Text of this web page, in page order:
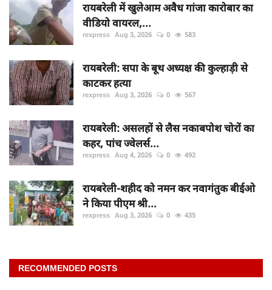
रायबरेली में खुलेआम अवैध गांजा कारोबार का
वीडियो वायरल,...
rexpress Aug 3, 2026 0 583
रायबरेली: सपा के बूथ अध्यक्ष की कुल्हाड़ी से
काटकर हत्या
rexpress Aug 3, 2026 0 567
रायबरेली: असलहों से लैस नकाबपोश चोरों का
कहर, पांच ज्वेलर्स...
rexpress Aug 4, 2026 0 492
रायबरेली-शहीद को नमन कर नवागंतुक बीईओ
ने किया पीएम श्री...
rexpress Aug 3, 2026 0 435
RECOMMENDED POSTS